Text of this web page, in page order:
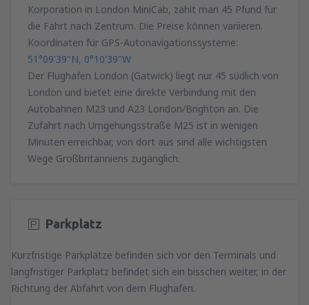
Korporation in London MiniCab, zählt man 45 Pfund für
die Fahrt nach Zentrum. Die Preise können variieren.
Koordinaten für GPS-Autonavigationssysteme:
51°09'39"N, 0°10'39"W
Der Flughafen London (Gatwick) liegt nur 45 südlich von
London und bietet eine direkte Verbindung mit den
Autobahnen M23 und A23 London/Brighton an. Die
Zufahrt nach Umgehungsstraße M25 ist in wenigen
Minuten erreichbar, von dort aus sind alle wichtigsten
Wege Großbritanniens zugänglich.
Parkplatz
Kurzfristige Parkplätze befinden sich vor den Terminals und
langfristiger Parkplatz befindet sich ein bisschen weiter, in der
Richtung der Abfahrt von dem Flughafen.